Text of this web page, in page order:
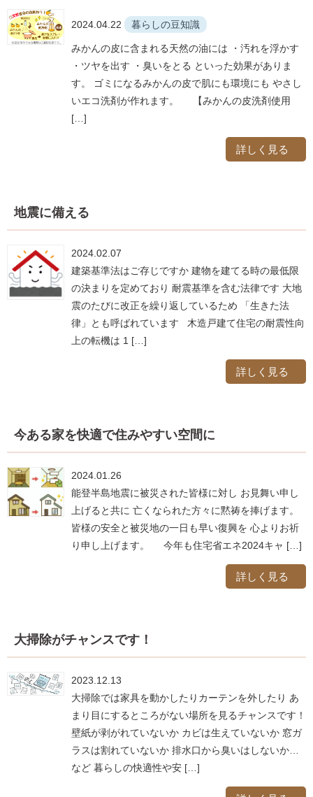
2024.04.22 暮らしの豆知識
みかんの皮に含まれる天然の油には ・汚れを浮かす
・ツヤを出す ・臭いをとる といった効果がありま
す。 ゴミになるみかんの皮で肌にも環境にも やさし
いエコ洗剤が作れます。 【みかんの皮洗剤使用
[…]
詳しく見る
地震に備える
2024.02.07
建築基準法はご存じですか 建物を建てる時の最低限
の決まりを定めており 耐震基準を含む法律です 大地
震のたびに改正を繰り返しているため 「生きた法
律」とも呼ばれています 木造戸建て住宅の耐震性向
上の転機は 1 […]
詳しく見る
今ある家を快適で住みやすい空間に
2024.01.26
能登半島地震に被災された皆様に対し お見舞い申し
上げると共に 亡くなられた方々に黙祷を捧げます。
皆様の安全と被災地の一日も早い復興を 心よりお祈
り申し上げます。 今年も住宅省エネ2024キャ […]
詳しく見る
大掃除がチャンスです！
2023.12.13
大掃除では家具を動かしたりカーテンを外したり あ
まり目にするところがない場所を見るチャンスです！
壁紙が剥がれていないか カビは生えていないか 窓ガ
ラスは割れていないか 排水口から臭いはしないか…
など 暮らしの快適性や安 […]